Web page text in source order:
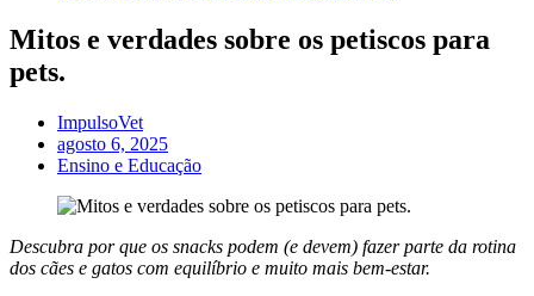
Mitos e verdades sobre os petiscos para
pets.
ImpulsoVet
agosto 6, 2025
Ensino e Educação
Descubra por que os snacks podem (e devem) fazer parte da rotina
dos cães e gatos com equilíbrio e muito mais bem-estar.